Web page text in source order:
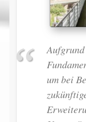
Aufgrund
um bei